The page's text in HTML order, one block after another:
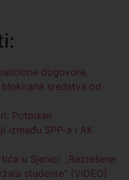
dogovore,
sredstva od
Potpisan
između SPP-a i AK
u Sjenici: „Razrešena
studente“ (VIDEO)